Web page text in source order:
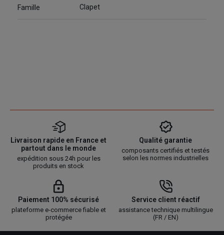
Famille Clapet
Livraison rapide en France et
partout dans le monde
expédition sous 24h pour les
produits en stock
Qualité garantie
composants certifiés et testés
selon les normes industrielles
Paiement 100% sécurisé
plateforme e-commerce fiable et
protégée
Service client réactif
assistance technique multilingue
(FR / EN)